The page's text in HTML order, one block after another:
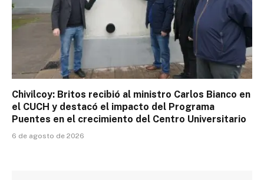
Chivilcoy: Britos recibió al ministro Carlos Bianco en
el CUCH y destacó el impacto del Programa
Puentes en el crecimiento del Centro Universitario
6 de agosto de 2026